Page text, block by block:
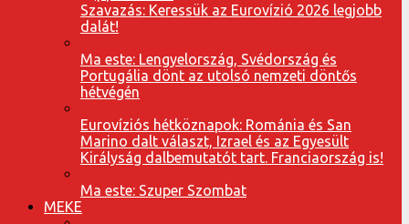
Szavazás: Keressük az Eurovízió 2026 legjobb
dalát!
Ma este: Lengyelország, Svédország és
Portugália dönt az utolsó nemzeti döntős
hétvégén
Eurovíziós hétköznapok: Románia és San
Marino dalt választ, Izrael és az Egyesült
Királyság dalbemutatót tart. Franciaország is!
Ma este: Szuper Szombat
MEKE